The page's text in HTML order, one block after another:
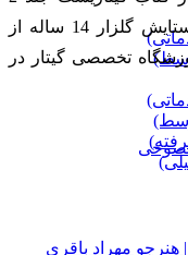
تالیف علیرضا نصوحی با اجرای هنرجو ستایش گلزار 14 ساله از
تخصصی گیتار در
نصوحی